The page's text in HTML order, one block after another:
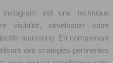
Instagram est une technique
visibilité, développer votre
marketing. En comprenant
des stratégies pertinentes